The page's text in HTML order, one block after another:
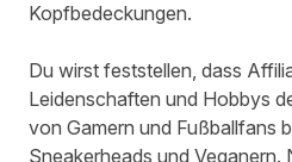
Kopfbedeckungen.
Du wirst feststellen, dass
Leidenschaften und Hobbys
von Gamern und Fußballfans
Sneakerheads und Veganern.